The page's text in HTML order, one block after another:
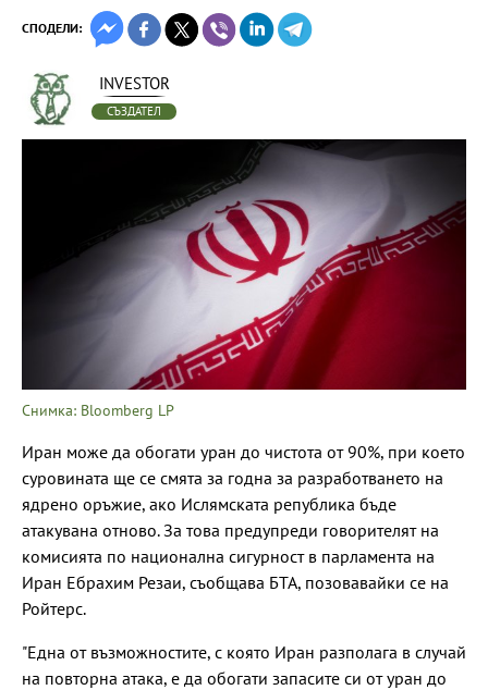
СПОДЕЛИ:
INVESTOR
СЪЗДАТЕЛ
Снимка: Bloomberg LP
Иран може да обогати уран до чистота от 90%, при което
суровината ще се смята за годна за разработването на
ядрено оръжие, ако Ислямската република бъде
атакувана отново. За това предупреди говорителят на
комисията по национална сигурност в парламента на
Иран Ебрахим Резаи, съобщава БТА, позовавайки се на
Ройтерс.
"Една от възможностите, с която Иран разполага в случай
на повторна атака, е да обогати запасите си от уран до